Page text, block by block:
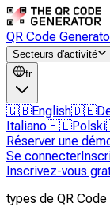
QR Code
Secteurs d'activité
fr
🇬🇧English🇩🇪
Italiano🇵🇱Polski
Réserver une
Se connecter
Inscrivez-vous
types de QR Code